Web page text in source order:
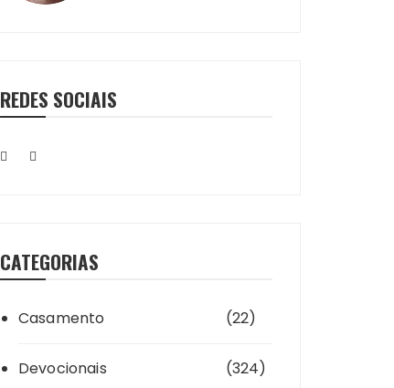
REDES SOCIAIS
CATEGORIAS
Casamento (22)
Devocionais (324)